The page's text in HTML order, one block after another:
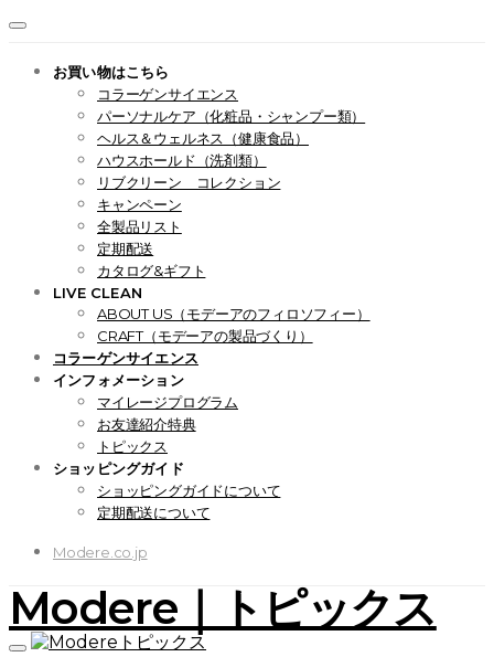
お買い物はこちら
コラーゲンサイエンス
パーソナルケア（化粧品・シャンプー類）
ヘルス＆ウェルネス（健康食品）
ハウスホールド（洗剤類）
リブクリーン コレクション
キャンペーン
全製品リスト
定期配送
カタログ&ギフト
LIVE CLEAN
ABOUT US（モデーアのフィロソフィー）
CRAFT（モデーアの製品づくり）
コラーゲンサイエンス
インフォメーション
マイレージプログラム
お友達紹介特典
トピックス
ショッピングガイド
ショッピングガイドについて
定期配送について
Modere.co.jp
Modere｜トピックス